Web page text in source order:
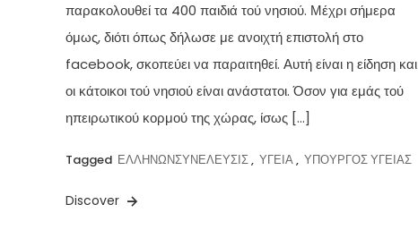
παρακολουθεί τα 400 παιδιά τού νησιού. Μέχρι σήμερα
όμως, διότι όπως δήλωσε με ανοιχτή επιστολή στο
facebook, σκοπεύει να παραιτηθεί. Αυτή είναι η είδηση και
οι κάτοικοι τού νησιού είναι ανάστατοι. Όσον για εμάς τού
ηπειρωτικού κορμού της χώρας, ίσως […]
Tagged ΕΛΛΗΝΩΝΣΥΝΕΛΕΥΣΙΣ, ΥΓΕΙΑ, ΥΠΟΥΡΓΟΣ ΥΓΕΙΑΣ
Discover